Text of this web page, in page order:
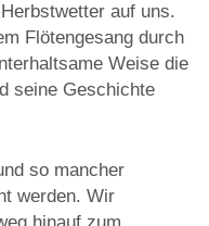
auf uns.
Flötengesang durch
Weise die
seine Geschichte
so mancher
werden. Wir
hinauf zum